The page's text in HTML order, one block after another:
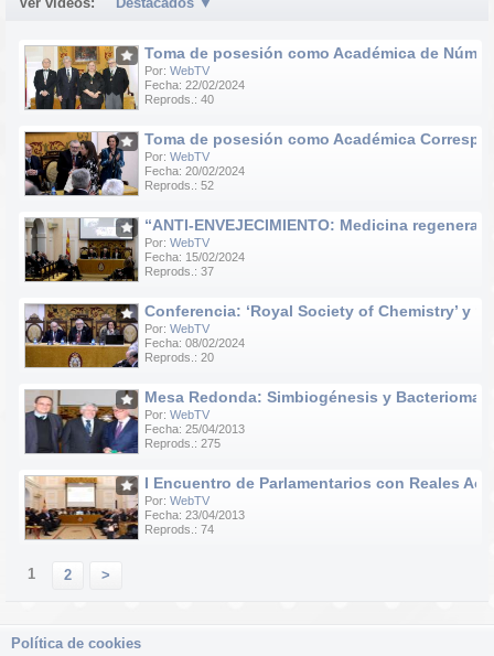
Toma de posesión como Académica de
Por: WebTV
Fecha: 22/02/2024
Reprods.: 40
Toma de posesión como Académica
Por: WebTV
Fecha: 20/02/2024
Reprods.: 52
“ANTI-ENVEJECIMIENTO: Medicina
Por: WebTV
Fecha: 15/02/2024
Reprods.: 37
Conferencia: ‘Royal Society of Chemistry’ y
Por: WebTV
Fecha: 08/02/2024
Reprods.: 20
Mesa Redonda: Simbiogénesis y Bacteriomas
Por: WebTV
Fecha: 25/04/2013
Reprods.: 275
I Encuentro de Parlamentarios con Reales
Por: WebTV
Fecha: 23/04/2013
Reprods.: 74
1 2 >
Política de cookies